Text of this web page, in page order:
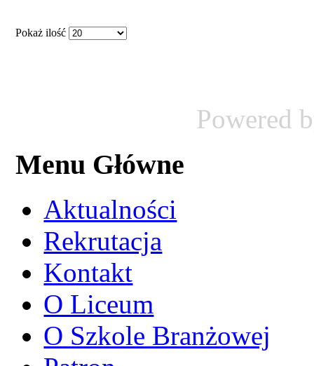
Pokaż ilość
Powered
Menu Główne
Aktualności
Rekrutacja
Kontakt
O Liceum
O Szkole Branżowej